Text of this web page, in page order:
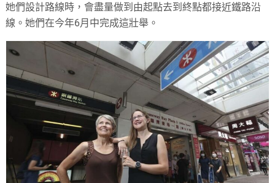
她們設計路線時，會盡量做到由起點去到終點都接近鐵路沿
線。她們在今年6月中完成這壯舉。